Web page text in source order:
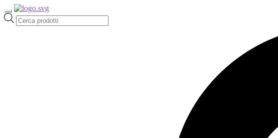
Ricerca
prodotti